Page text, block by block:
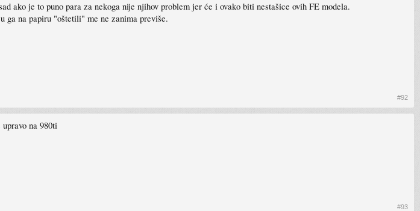
ako je to puno para za nekoga nije njihov problem jer će i ovako biti nestašice ovih FE modela.
ga na papiru "oštetili" me ne zanima previše.
#92
na 980ti
#93